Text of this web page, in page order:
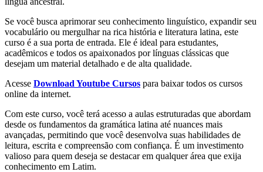
Se você busca aprimorar seu conhecimento linguístico, expandir seu
vocabulário ou mergulhar na rica história e literatura latina, este
curso é a sua porta de entrada. Ele é ideal para estudantes,
acadêmicos e todos os apaixonados por línguas clássicas que
desejam um material detalhado e de alta qualidade.
Acesse Download Youtube Cursos para baixar todos os cursos
online da internet.
Com este curso, você terá acesso a aulas estruturadas que abordam
desde os fundamentos da gramática latina até nuances mais
avançadas, permitindo que você desenvolva suas habilidades de
leitura, escrita e compreensão com confiança. É um investimento
valioso para quem deseja se destacar em qualquer área que exija
conhecimento em Latim.